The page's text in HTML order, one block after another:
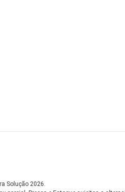
Solução 2026.